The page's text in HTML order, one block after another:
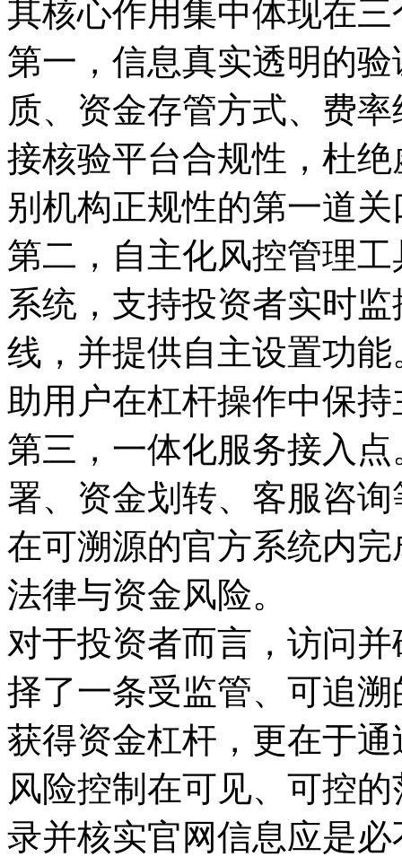
其核心作用集中体现在
第一，信息真实透明的
质、资金存管方式、费
接核验平台合规性，杜
别机构正规性的第一道关
第二，自主化风控管理
系统，支持投资者实时
线，并提供自主设置功
助用户在杠杆操作中保
第三，一体化服务接入
署、资金划转、客服咨
在可溯源的官方系统内
法律与资金风险。
对于投资者而言，访问
择了一条受监管、可追
获得资金杠杆，更在于
风险控制在可见、可控
录并核实官网信息应是